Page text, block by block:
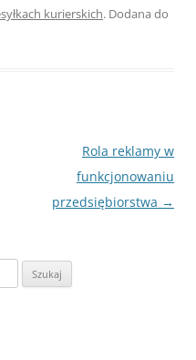
kurierskich. Dodana do
Rola reklamy w
funkcjonowaniu
przedsiębiorstwa →